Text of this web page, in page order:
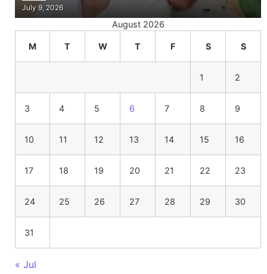
July 9, 2026
August 2026
M T W T F S S
1 2
3 4 5 6 7 8 9
10 11 12 13 14 15 16
17 18 19 20 21 22 23
24 25 26 27 28 29 30
31
« Jul